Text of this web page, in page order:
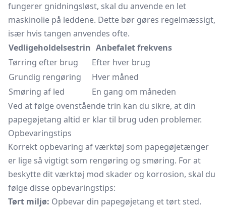
fungerer gnidningsløst, skal du anvende en let
maskinolie på leddene. Dette bør gøres regelmæssigt,
især hvis tangen anvendes ofte.
Vedligeholdelsestrin Anbefalet frekvens
Tørring efter brug
Efter hver brug
Grundig rengøring
Hver måned
Smøring af led
En gang om måneden
Ved at følge ovenstående trin kan du sikre, at din
papegøjetang altid er klar til brug uden problemer.
Opbevaringstips
Korrekt opbevaring af værktøj som papegøjetænger
er lige så vigtigt som rengøring og smøring. For at
beskytte dit værktøj mod skader og korrosion, skal du
følge disse opbevaringstips:
Tørt miljø: Opbevar din papegøjetang et tørt sted.